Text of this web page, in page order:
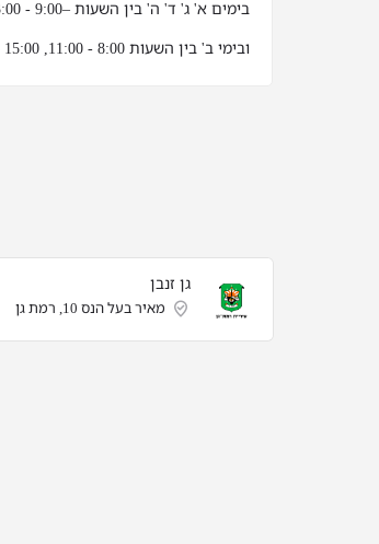
בימים א' ג' ד' ה' בין השעות –9:00 - 13:00
ובימי ב' בין השעות 8:00 - 11:00, 15:00 - 17:00
גן זנבן
מאיר בעל הנס 10, רמת גן